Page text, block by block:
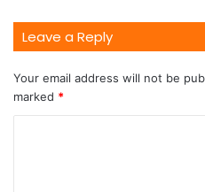
Leave a Reply
Your email address will not be
marked *